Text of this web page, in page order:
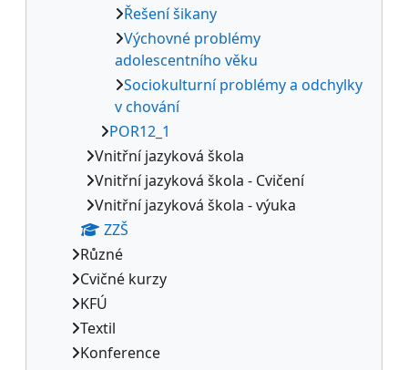
Řešení šikany
Výchovné problémy
adolescentního věku
Sociokulturní problémy a odchylky
v chování
POR12_1
Vnitřní jazyková škola
Vnitřní jazyková škola - Cvičení
Vnitřní jazyková škola - výuka
ZZŠ
Různé
Cvičné kurzy
KFÚ
Textil
Konference